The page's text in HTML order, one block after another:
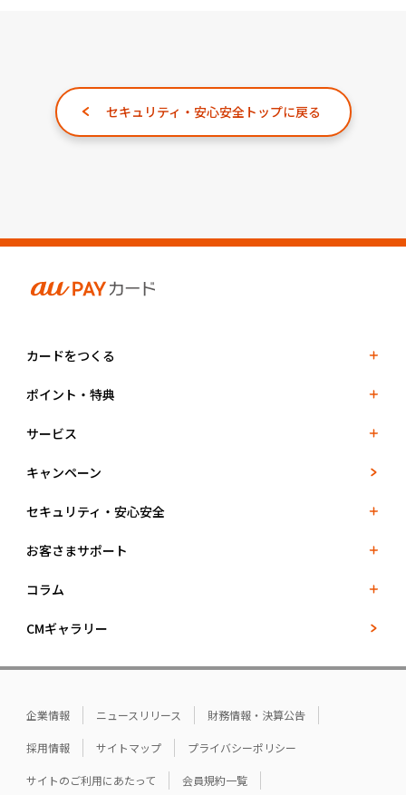
セキュリティ・安心安全トップに戻る
カードをつくる
ポイント・特典
サービス
キャンペーン
セキュリティ・安心安全
お客さまサポート
コラム
CMギャラリー
企業情報 ニュースリリース 財務情報・決算公告
採用情報 サイトマップ プライバシーポリシー
サイトのご利用にあたって 会員規約一覧